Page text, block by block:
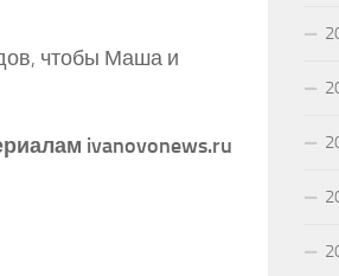
чтобы Маша и
ivanovonews.ru